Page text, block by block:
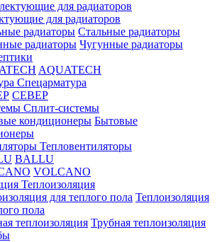
для радиаторов
Стальные радиаторы
Чугунные радиаторы
AQUATECH
Спецарматура
СЕВЕР
Сплит-системы
Бытовые
Тепловентиляторы
BALLU
VOLCANO
Теплоизоляция
Теплоизоляция
пола
Трубная теплоизоляция